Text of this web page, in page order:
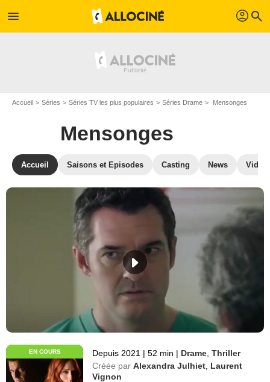
menu profil search
Accueil Séries Séries TV les plus populaires Séries Drame Mensonges
Mensonges
Accueil Saisons et Episodes Casting News
EN COURS Depuis 2021 | 52 min | Drame ,Thriller
Créée par Alexandra Julhiet Laurent
Vignon